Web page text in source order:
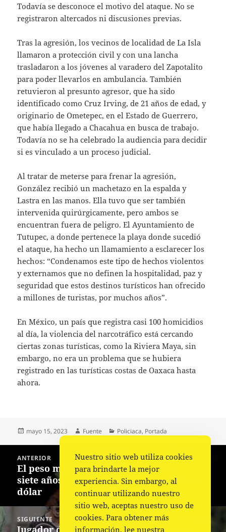
Todavía se desconoce el motivo del ataque. No se
registraron altercados ni discusiones previas.
Tras la agresión, los vecinos de localidad de La Isla
llamaron a protección civil y con una lancha
trasladaron a los jóvenes al varadero del Zapotalito
para poder llevarlos en ambulancia. También
retuvieron al presunto agresor, que ha sido
identificado como Cruz Irving, de 21 años de edad, y
originario de Ometepec, en el Estado de Guerrero,
que había llegado a Chacahua en busca de trabajo.
Todavía no se ha celebrado la audiencia para decidir
si es vinculado a un proceso judicial.
Al tratar de meterse para frenar la agresión,
González recibió un machetazo en la espalda y
Lastra en las manos. Ella tuvo que ser también
intervenida quirúrgicamente, pero ambos se
encuentran fuera de peligro. El Ayuntamiento de
Tutupec, a donde pertenece la playa donde sucedió
el ataque, ha hecho un llamamiento a esclarecer los
hechos: “Condenamos este tipo de hechos violentos
y externamos que no definen la hospitalidad, paz y
seguridad que estos destinos turísticos han ofrecido
a millones de turistas, por muchos años”.
En México, un país que registra casi 100 homicidios
al día, la violencia del narcotráfico está cercando
ciertas zonas turísticas, como la Riviera Maya, sin
embargo, no era un problema que se hubiera
registrado en las turísticas costas de Oaxaca hasta
ahora.
Publicado
mayo 15, 2023 Autor
Fuente Categorías
Policiaca, Portada
entradas
ANTERIOR
Entrada
anterior:
El peso mexicano rompe su récord de
siete años y cotiza en 17,42 unidades por
dólar
SIGUIENTE
Siguiente
Nuestro sitio web utiliza cookies
para brindarte la mejor
experiencia. Sin embargo, al
continuar utilizando nuestro
sitio web, aceptas nuestro uso de
cookies. Para obtener más
información, lee nuestra